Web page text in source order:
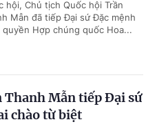
hội, Chủ tịch Quốc hội Trần
Mẫn đã tiếp Đại sứ Đặc mệnh
quyền Hợp chúng quốc Hoa...
Thanh Mẫn tiếp Đại sứ
chào từ biệt